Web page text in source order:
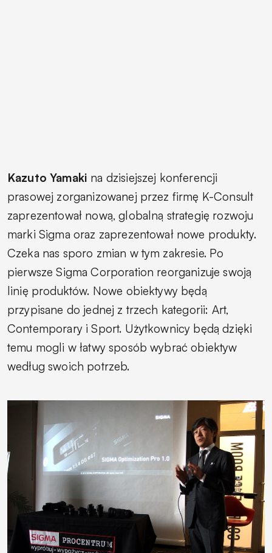
Kazuto Yamaki na dzisiejszej konferencji
prasowej zorganizowanej przez firmę K-Consult
zaprezentował nową, globalną strategię rozwoju
marki Sigma oraz zaprezentował nowe produkty.
Czeka nas sporo zmian w tym zakresie. Po
pierwsze Sigma Corporation reorganizuje swoją
linię produktów. Nowe obiektywy będą
przypisane do jednej z trzech kategorii: Art,
Contemporary i Sport. Użytkownicy będą dzięki
temu mogli w łatwy sposób wybrać obiektyw
według swoich potrzeb.